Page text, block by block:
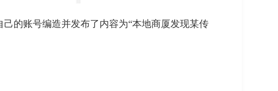
的账号编造并发布了内容为“本地商厦发现某传